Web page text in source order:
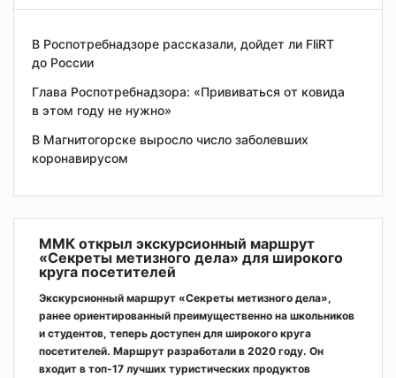
В Роспотребнадзоре рассказали, дойдет ли FliRT
до России
Глава Роспотребнадзора: «Прививаться от ковида
в этом году не нужно»
В Магнитогорске выросло число заболевших
коронавирусом
ММК открыл экскурсионный маршрут
«Секреты метизного дела» для широкого
круга посетителей
Экскурсионный маршрут «Секреты метизного дела»,
ранее ориентированный преимущественно на школьников
и студентов, теперь доступен для широкого круга
посетителей. Маршрут разработали в 2020 году. Он
входит в топ-17 лучших туристических продуктов